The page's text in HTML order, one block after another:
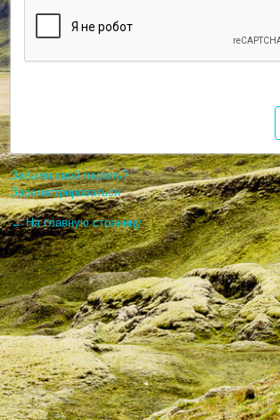
Забыли свой пароль?
Зарегистрироваться
← На главную страницу